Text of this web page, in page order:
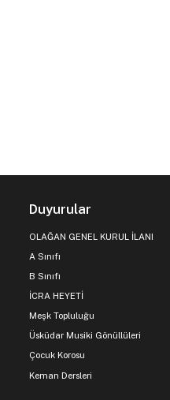
Duyurular
OLAĞAN GENEL KURUL İLANI
A Sınıfı
B Sınıfı
İCRA HEYETİ
Meşk Topluluğu
Üsküdar Musiki Gönüllüleri
Çocuk Korosu
Keman Dersleri